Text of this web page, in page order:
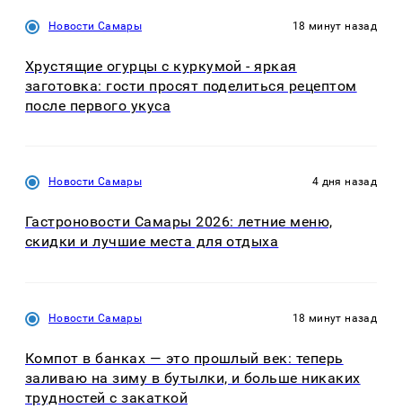
Новости Самары 18 минут назад
Хрустящие огурцы с куркумой - яркая
заготовка: гости просят поделиться рецептом
после первого укуса
Новости Самары 4 дня назад
Гастроновости Самары 2026: летние меню,
скидки и лучшие места для отдыха
Новости Самары 18 минут назад
Компот в банках — это прошлый век: теперь
заливаю на зиму в бутылки, и больше никаких
трудностей с закаткой